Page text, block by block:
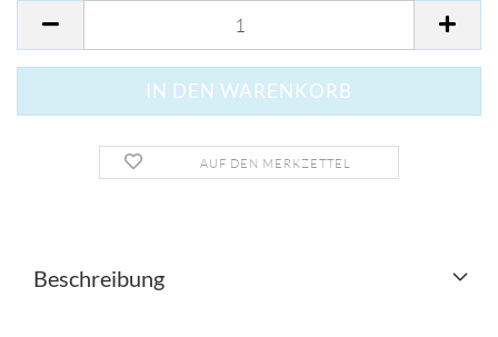
AUF DEN MERKZETTEL
Beschreibung